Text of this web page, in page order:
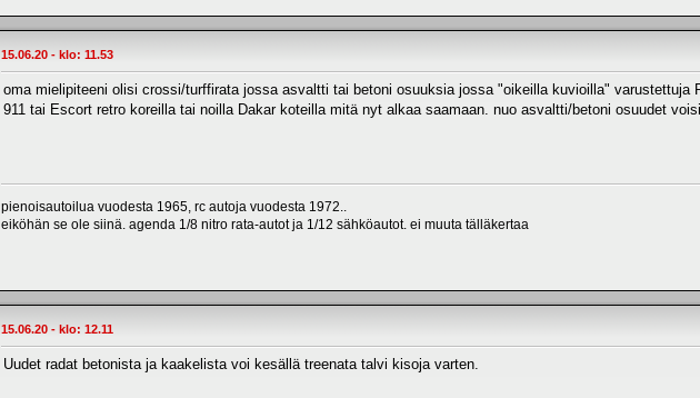
15.06.20 - klo: 11.53
oma mielipiteeni olisi crossi/turffirata jossa asvaltti tai betoni osuuksia jossa "oikeilla kuvioilla"
911 tai Escort retro koreilla tai noilla Dakar koteilla mitä nyt alkaa saamaan. nuo asvaltti/betoni osuudet
pienoisautoilua vuodesta 1965, rc autoja vuodesta 1972..
eiköhän se ole siinä. agenda 1/8 nitro rata-autot ja 1/12 sähköautot. ei muuta tälläkertaa
15.06.20 - klo: 12.11
Uudet radat betonista ja kaakelista voi kesällä treenata talvi kisoja varten.